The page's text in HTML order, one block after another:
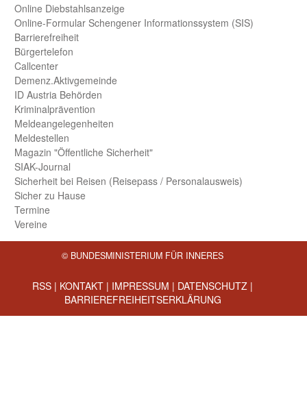
Online Diebstahls­anzeige
Online-Formular Schengener Informationssystem (SIS)
Barriere­freiheit
Bürger­telefon
Call­center
Demenz.Aktiv­gemeinde
ID Austria Behörden
Kriminal­prävention
Melde­an­ge­le­gen­heiten
Meld­estellen
Magazin "Öffentliche Sicherheit"
SIAK-Journal
Sicherheit bei Reisen (Reise­pass / Personal­ausweis)
Sicher zu Hause
Termine
Vereine
© BUNDESMINISTERIUM FÜR INNERES
RSS | KONTAKT | IMPRESSUM | DATENSCHUTZ |
BARRIEREFREIHEITSERKLÄRUNG